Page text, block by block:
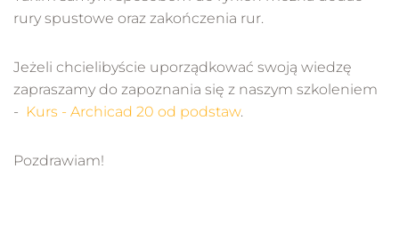
rury spustowe oraz zakończenia rur.
Jeżeli chcielibyście uporządkować swoją wiedzę
zapraszamy do zapoznania się z naszym szkoleniem
- Kurs - Archicad 20 od podstaw.
Pozdrawiam!